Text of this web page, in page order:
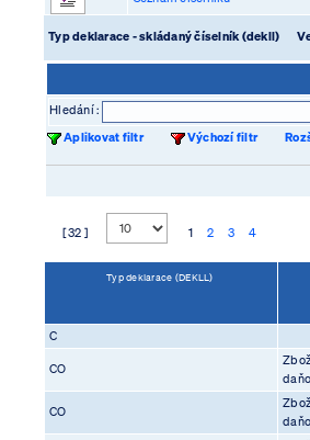
Typ deklarace - skládaný číselník (dekll)
Hledání :
Aplikovat filtr
Výchozí filtr
[ 32 ] 1 2 3 4
Typ deklarace (DEKLL)
C
CO
CO